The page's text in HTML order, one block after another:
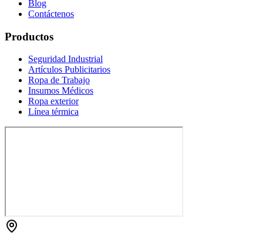
Blog
Contáctenos
Productos
Seguridad Industrial
Artículos Publicitarios
Ropa de Trabajo
Insumos Médicos
Ropa exterior
Línea térmica